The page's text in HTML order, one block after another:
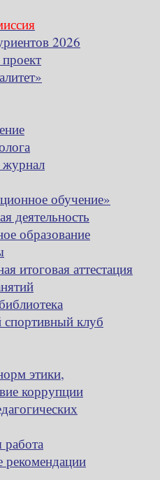
2026
обучение»
деятельность
образование
итоговая аттестация
спортивный клуб
этики,
коррупции
рекомендации